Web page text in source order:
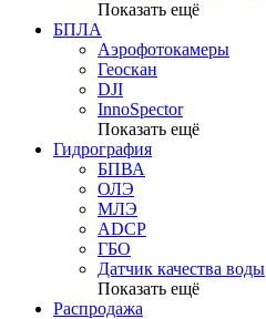
Показать ещё
БПЛА
Аэрофотокамеры
Геоскан
DJI
InnoSpector
Показать ещё
Гидрография
БПВА
ОЛЭ
МЛЭ
ADCP
ГБО
Датчик качества воды
Показать ещё
Распродажа